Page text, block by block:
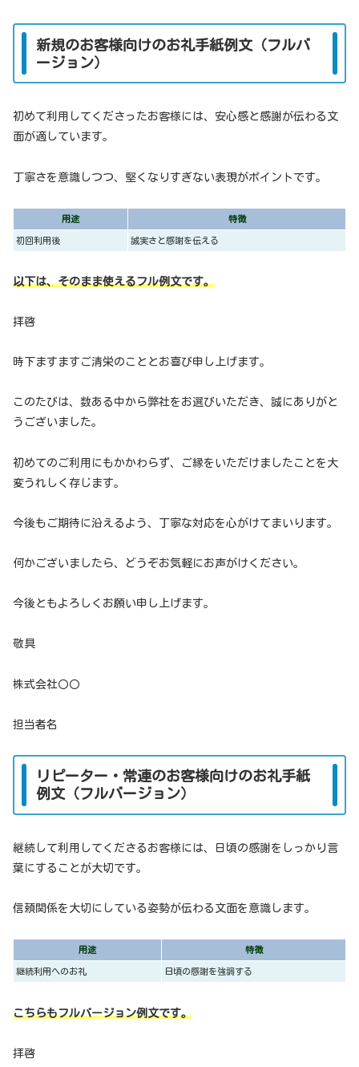
新規のお客様向けのお礼手紙例文（フルバ
ージョン）
初めて利用してくださったお客様には、安心感と感謝が伝わる文
面が適しています。
丁寧さを意識しつつ、堅くなりすぎない表現がポイントです。
用途 特徴
初回利用後 誠実さと感謝を伝える
以下は、そのまま使えるフル例文です。
拝啓
時下ますますご清栄のこととお喜び申し上げます。
このたびは、数ある中から弊社をお選びいただき、誠にありがと
うございました。
初めてのご利用にもかかわらず、ご縁をいただけましたことを大
変うれしく存じます。
今後もご期待に沿えるよう、丁寧な対応を心がけてまいります。
何かございましたら、どうぞお気軽にお声がけください。
今後ともよろしくお願い申し上げます。
敬具
株式会社〇〇
担当者名
リピーター・常連のお客様向けのお礼手紙
例文（フルバージョン）
継続して利用してくださるお客様には、日頃の感謝をしっかり言
葉にすることが大切です。
信頼関係を大切にしている姿勢が伝わる文面を意識します。
用途 特徴
継続利用へのお礼 日頃の感謝を強調する
こちらもフルバージョン例文です。
拝啓